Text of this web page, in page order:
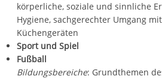
körperliche, soziale und sinnliche
Hygiene, sachgerechter Umgang
Küchengeräten
Sport und Spiel
Fußball
Bildungsbereiche: Grundthemen